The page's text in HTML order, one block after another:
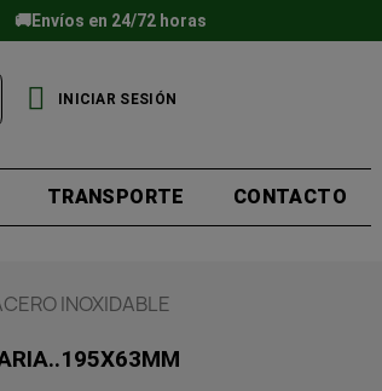
🚚Envíos en 24/72 horas
INICIAR SESIÓN
TRANSPORTE CONTACTO
INOXIDABLE